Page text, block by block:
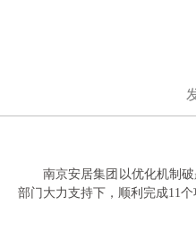
南京安居集团以优化机制
部门大力支持下，顺利完成11